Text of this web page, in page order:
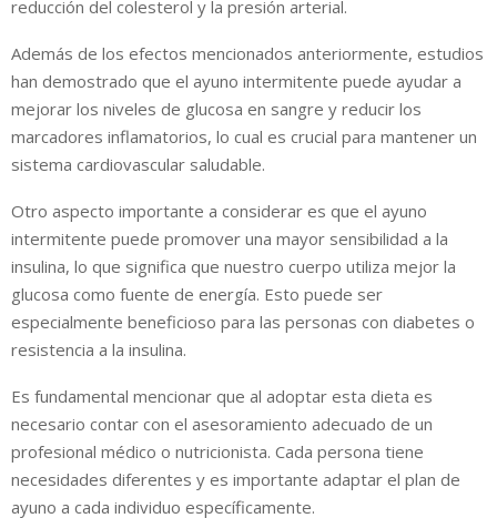
reducción del colesterol y la presión arterial.
Además de los efectos mencionados anteriormente, estudios
han demostrado que el ayuno intermitente puede ayudar a
mejorar los niveles de glucosa en sangre y reducir los
marcadores inflamatorios, lo cual es crucial para mantener un
sistema cardiovascular saludable.
Otro aspecto importante a considerar es que el ayuno
intermitente puede promover una mayor sensibilidad a la
insulina, lo que significa que nuestro cuerpo utiliza mejor la
glucosa como fuente de energía. Esto puede ser
especialmente beneficioso para las personas con diabetes o
resistencia a la insulina.
Es fundamental mencionar que al adoptar esta dieta es
necesario contar con el asesoramiento adecuado de un
profesional médico o nutricionista. Cada persona tiene
necesidades diferentes y es importante adaptar el plan de
ayuno a cada individuo específicamente.